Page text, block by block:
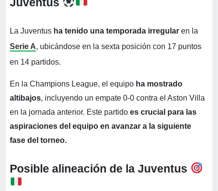
La Juventus ha tenido una temporada irregular en la
Serie A, ubicándose en la sexta posición con 17 puntos
en 14 partidos.
En la Champions League, el equipo ha mostrado
altibajos, incluyendo un empate 0-0 contra el Aston Villa
en la jornada anterior. Este partido es crucial para las
aspiraciones del equipo en avanzar a la siguiente
fase del torneo.
Posible alineación de la Juventus